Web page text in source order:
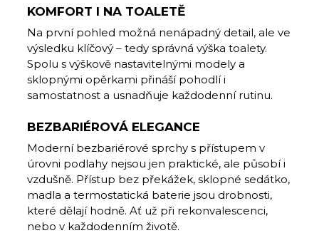
KOMFORT I NA TOALETĚ
Na první pohled možná nenápadný de­tail, ale ve
výsledku klíčový – tedy správná výška toalety.
Spolu s výškově nastavitelnými modely a
sklopnými opěrkami přináší pohodlí i
samostatnost a usnadňuje každodenní rutinu.
BEZBARIÉROVÁ ELEGANCE
Moderní bezbariérové sprchy s přístupem v
úrovni podlahy nejsou jen praktické, ale působí i
vzdušně. Přístup bez překážek, sklopné sedátko,
madla a termostatická baterie jsou drobnosti,
které dělají hodně. Ať už při rekonvalescenci,
nebo v každodenním životě.